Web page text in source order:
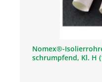
Nomex®-
schrumpfend, Kl. H